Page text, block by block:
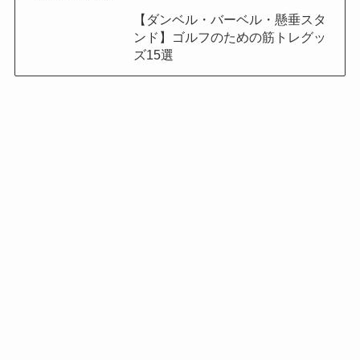
【ダンベル・バーベル・懸垂スタ
ンド】ゴルフのための筋トレグッ
ズ15選